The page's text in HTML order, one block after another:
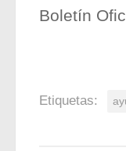
Boletín
Etiquetas: